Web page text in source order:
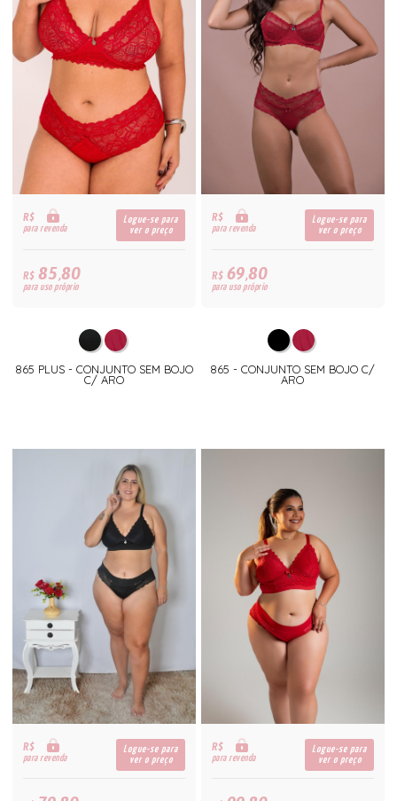
R$
para revenda
Logue-se para
ver o preço
R$85,80
para uso próprio
865 PLUS - CONJUNTO SEM BOJO
C/ ARO
R$
para revenda
Logue-se para
ver o preço
R$69,80
para uso próprio
865 - CONJUNTO SEM BOJO C/
ARO
R$
para revenda
Logue-se para
ver o preço
R$
para revenda
Logue-se para
ver o preço